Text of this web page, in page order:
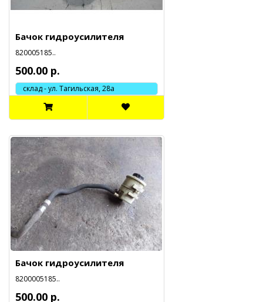
Бачок гидроусилителя
820005185..
500.00 р.
склад - ул. Тагильская, 28а
Бачок гидроусилителя
8200005185..
500.00 р.